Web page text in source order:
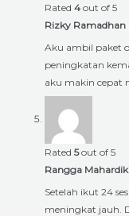
Rated 4 out of 5
Rizky Ramadhan
Aku ambil paket
peningkatan
aku makin cepat
Rated 5out of 5
Rangga
Setelah ikut 24
meningkat jauh.